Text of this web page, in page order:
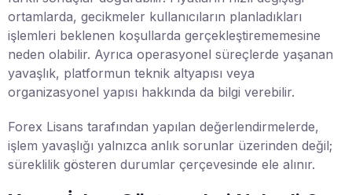
ortamlarda, gecikmeler kullanıcıların planladıkları
işlemleri beklenen koşullarda gerçekleştirememesine
neden olabilir. Ayrıca operasyonel süreçlerde yaşanan
yavaşlık, platformun teknik altyapısı veya
organizasyonel yapısı hakkında da bilgi verebilir.
Forex Lisans tarafından yapılan değerlendirmelerde,
işlem yavaşlığı yalnızca anlık sorunlar üzerinden değil;
süreklilik gösteren durumlar çerçevesinde ele alınır.